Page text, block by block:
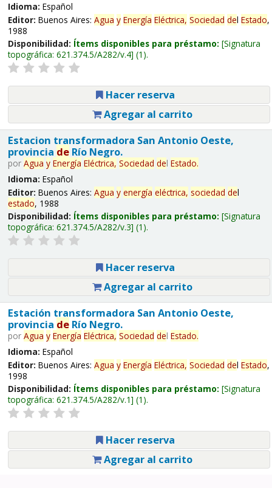
Idioma: Español
Editor: Buenos Aires: Agua y Energía Eléctrica, Sociedad del Estado,
1988
Disponibilidad: Ítems disponibles para préstamo: Signatura
topográfica: 621.374.5/A282/v.4 (1).
Hacer reserva
Agregar al carrito
Estacion transformadora San Antonio Oeste,
provincia deRío Negro.
por Agua y Energía Eléctrica, Sociedad del Estado.
Idioma: Español
Editor: Buenos Aires: Agua y energía eléctrica, sociedad del
estado, 1988
Disponibilidad: Ítems disponibles para préstamo: Signatura
topográfica: 621.374.5/A282/v.3 (1).
Hacer reserva
Agregar al carrito
Estación transformadora San Antonio Oeste,
provincia deRío Negro.
por Agua y Energía Eléctrica, Sociedad del Estado.
Idioma: Español
Editor: Buenos Aires: Agua y Energía Eléctrica, Sociedad del Estado,
1998
Disponibilidad: Ítems disponibles para préstamo: Signatura
topográfica: 621.374.5/A282/v.1 (1).
Hacer reserva
Agregar al carrito